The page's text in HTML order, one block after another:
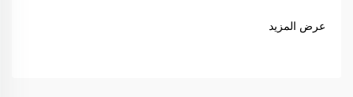
السريع الجيد يجب أن يمتلك ما يكفي من القدرة على...
عرض المزيد